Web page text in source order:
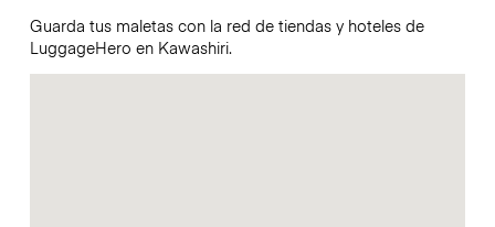
Guarda tus maletas con la red de tiendas y hoteles de
LuggageHero en Kawashiri.